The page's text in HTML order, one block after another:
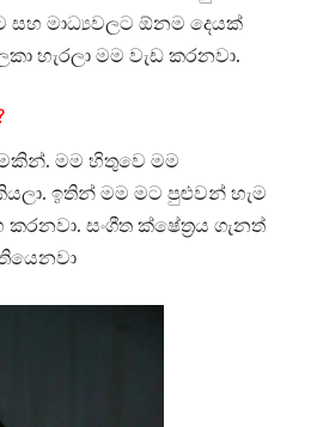
මාධ්‍යවලට ඕනම දෙයක්
හැරලා මම වැඩ කරනවා.
මම හිතුවෙ මම
ඉතින් මම මට පුළුවන් හැම
සංගීත ක්ෂේත්‍රය ගැනත්